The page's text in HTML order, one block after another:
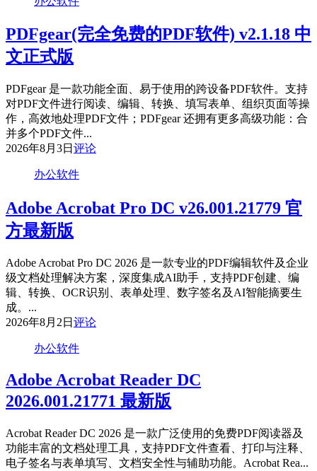
PDF
家
PDFelement
中
文
直
装
版
PDFgear(完全免费的PDF软件) v2.1.18 中
文正式版
PDFgear 是一款功能全面、易于使用的跨设备PDF软件。支持
对PDF文件进行阅读、编辑、转换、填写表单、组织页面等操
作，高效地处理PDF文件；PDFgear 还拥有更多高级功能：合
并多个PDF文件...
2026年8月3日 评论
办公软件
Adobe Acrobat Pro DC v26.001.21779 官
方最新版
Adobe Acrobat Pro DC 2026 是一款专业的PDF编辑软件及企业
级文档处理解决方案，深度集成AI助手，支持PDF创建、编
辑、转换、OCR识别、表单处理、数字签名及AI智能摘要生
成。...
2026年8月2日 评论
办公软件
Adobe Acrobat Reader DC
2026.001.21771 最新版
Acrobat Reader DC 2026 是一款广泛使用的免费PDF阅读器及
功能丰富的文档处理工具，支持PDF文件查看、打印与注释、
电子签名与表单填写、文档安全性与辅助功能。Acrobat Rea...